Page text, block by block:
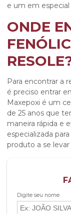
e um em
ONDE
Para encontrar a
é preciso entrar
Maxepoxi é um
de 25 anos que
maneira rápida e
especializada
produto a se
Digite seu nome